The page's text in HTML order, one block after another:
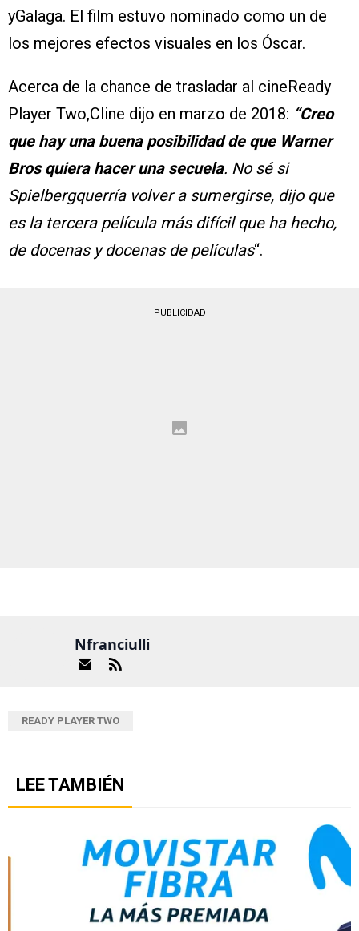
yGalaga. El film estuvo nominado como un de
los mejores efectos visuales en los Óscar.
Acerca de la chance de trasladar al cineReady
Player Two,Cline dijo en marzo de 2018: “Creo
que hay una buena posibilidad de que Warner
Bros quiera hacer una secuela. No sé si
Spielbergquerría volver a sumergirse, dijo que
es la tercera película más difícil que ha hecho,
de docenas y docenas de películas“.
PUBLICIDAD
Nfranciulli
READY PLAYER TWO
LEE TAMBIÉN